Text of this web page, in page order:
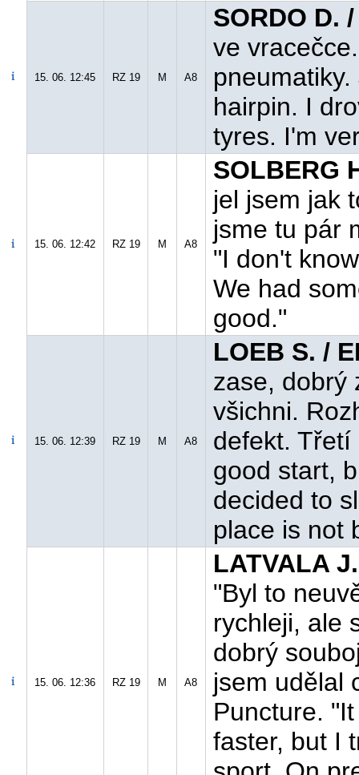
15. 06. 12:45 RZ 19 M A8
SORDO D.
ve
hairpin. I
tyres. I'm
15. 06. 12:42 RZ 19 M A8
SOLBERG
jel jsem jak
jsme tu pár
"I don't
We had
good."
15. 06. 12:39 RZ 19 M A8
LOEB S. /
zase, dobrý
všichni.
defekt.
good start,
decided to
place is not
15. 06. 12:36 RZ 19 M A8
LATVALA
"Byl to
rychleji, ale
dobrý
jsem udělal
Puncture.
faster, but I